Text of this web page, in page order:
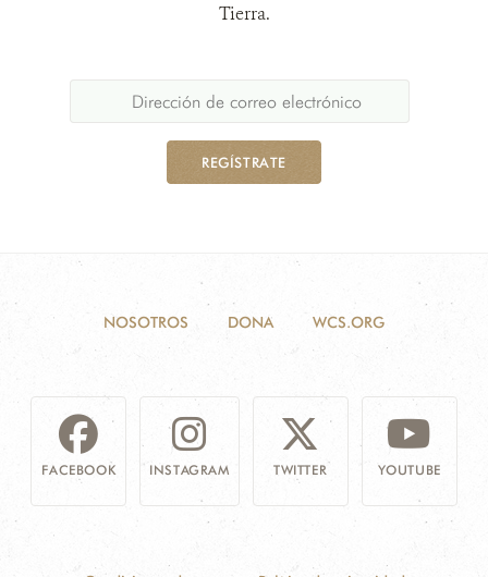
Tierra.
REGÍSTRATE
NOSOTROS DONA WCS.ORG
FACEBOOK INSTAGRAM TWITTER YOUTUBE